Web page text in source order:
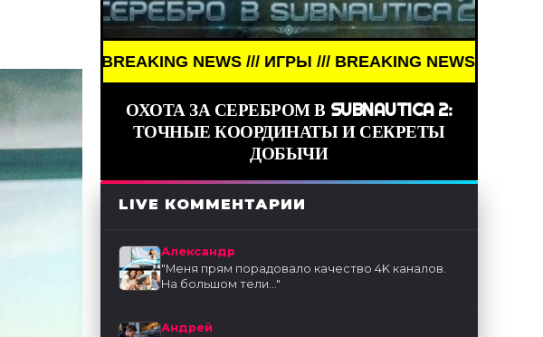
BREAKING NEWS /// ИГРЫ /// BREAKING NEWS /// ИГРЫ ///
ОХОТА ЗА СЕРЕБРОМ В SUBNAUTICA 2:
ТОЧНЫЕ КООРДИНАТЫ И СЕКРЕТЫ
ДОБЫЧИ
LIVE КОММЕНТАРИИ
Александр
"Меня прям порадовало качество 4K каналов.
На большом тели..."
Андрей